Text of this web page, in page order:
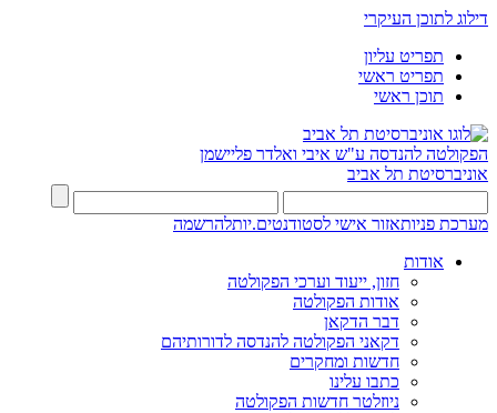
דילוג לתוכן העיקרי
תפריט עליון
תפריט ראשי
תוכן ראשי
הפקולטה להנדסה ע"ש איבי ואלדר פליישמן
אוניברסיטת תל אביב
מערכת פניותאזור אישי לסטודנטים.יותלהרשמה
אודות
חזון, ייעוד וערכי הפקולטה
אודות הפקולטה
דבר הדקאן
דקאני הפקולטה להנדסה לדורותיהם
חדשות ומחקרים
כתבו עלינו
ניוזלטר חדשות הפקולטה